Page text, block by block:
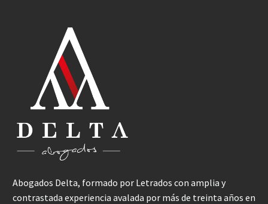
Abogados Delta, formado por Letrados con amplia y
contrastada experiencia avalada por más de treinta años en